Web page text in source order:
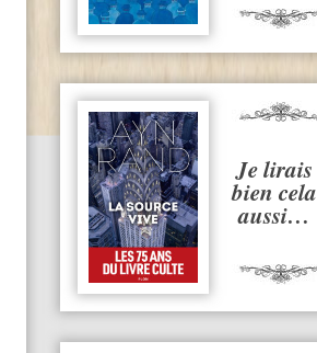
Je lirais
bien cela
aussi…